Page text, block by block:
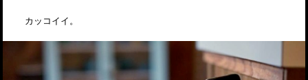
カッコイイ。